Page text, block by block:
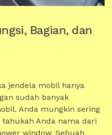
Bagian, dan
jendela mobil hanya
sudah banyak
Anda mungkin sering
Anda nama dari
window. Sebuah